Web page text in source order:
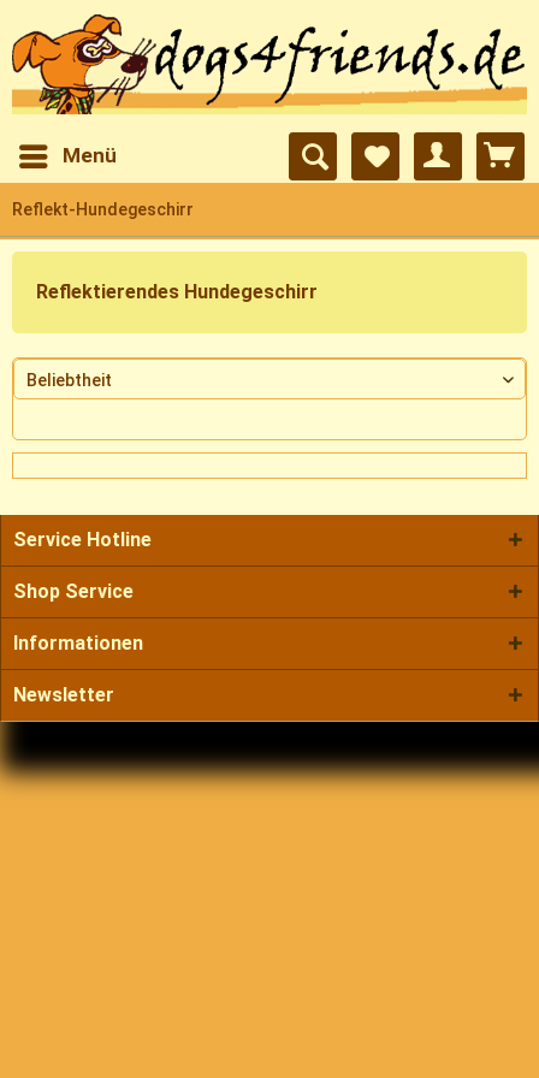
Menü
Reflekt-Hundegeschirr
Reflektierendes Hundegeschirr
Service Hotline
Shop Service
Informationen
Newsletter